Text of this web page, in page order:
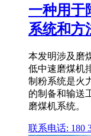
一种用于
系统和方
本发明涉及磨
低中速磨煤机
制粉系统是火
的制备和输送
磨煤机系统。
联系电话: 180